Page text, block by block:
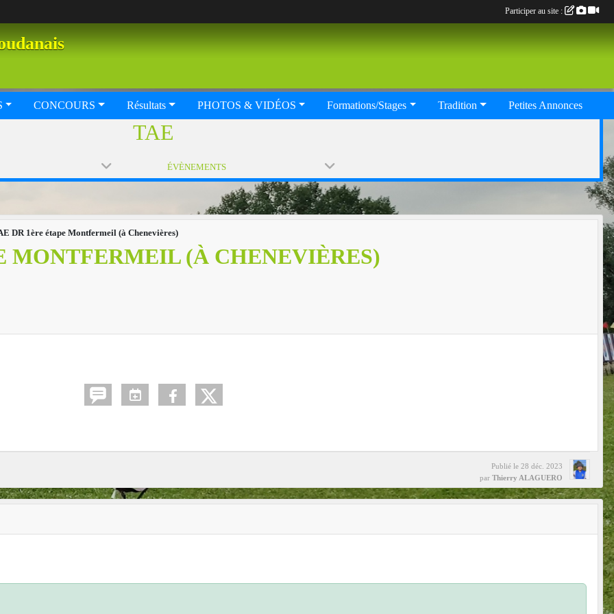
CONCOURS Résultats PHOTOS & VIDÉOS Formations/Stages Tradition Petites Annonces
TAE
ÉVÈNEMENTS
DR 1ère étape Montfermeil (à Chenevières)
MONTFERMEIL (À CHENEVIÈRES)
Publié le 28 déc. 2023
par Thierry ALAGUERO
Participer au site :